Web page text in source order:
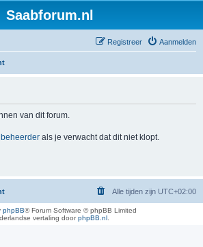
Saabforum.nl
Aanmelden
Registreer
van dit forum.
beheerder als je verwacht dat dit niet klopt.
Alle tijden zijn UTC+02:00
phpBB® Forum Software © phpBB Limited
vertaling doorphpBB.nl